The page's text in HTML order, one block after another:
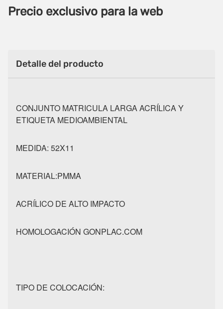
Precio exclusivo para la web
Detalle del producto
CONJUNTO MATRICULA LARGA ACRÍLICA Y
ETIQUETA MEDIOAMBIENTAL
MEDIDA: 52X11
MATERIAL:PMMA
ACRÍLICO DE ALTO IMPACTO
HOMOLOGACIÓN GONPLAC.COM
TIPO DE COLOCACIÓN: